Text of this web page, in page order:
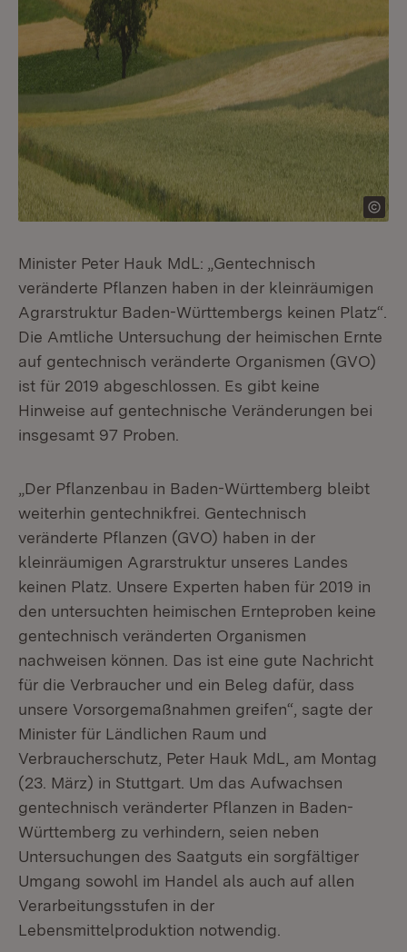
Minister Peter Hauk MdL: „Gentechnisch
veränderte Pflanzen haben in der kleinräumigen
Agrarstruktur Baden-Württembergs keinen Platz“.
Die Amtliche Untersuchung der heimischen Ernte
auf gentechnisch veränderte Organismen (GVO)
ist für 2019 abgeschlossen. Es gibt keine
Hinweise auf gentechnische Veränderungen bei
insgesamt 97 Proben.
„Der Pflanzenbau in Baden-Württemberg bleibt
weiterhin gentechnikfrei. Gentechnisch
veränderte Pflanzen (GVO) haben in der
kleinräumigen Agrarstruktur unseres Landes
keinen Platz. Unsere Experten haben für 2019 in
den untersuchten heimischen Ernteproben keine
gentechnisch veränderten Organismen
nachweisen können. Das ist eine gute Nachricht
für die Verbraucher und ein Beleg dafür, dass
unsere Vorsorgemaßnahmen greifen“, sagte der
Minister für Ländlichen Raum und
Verbraucherschutz, Peter Hauk MdL, am Montag
(23. März) in Stuttgart. Um das Aufwachsen
gentechnisch veränderter Pflanzen in Baden-
Württemberg zu verhindern, seien neben
Untersuchungen des Saatguts ein sorgfältiger
Umgang sowohl im Handel als auch auf allen
Verarbeitungsstufen in der
Lebensmittelproduktion notwendig.